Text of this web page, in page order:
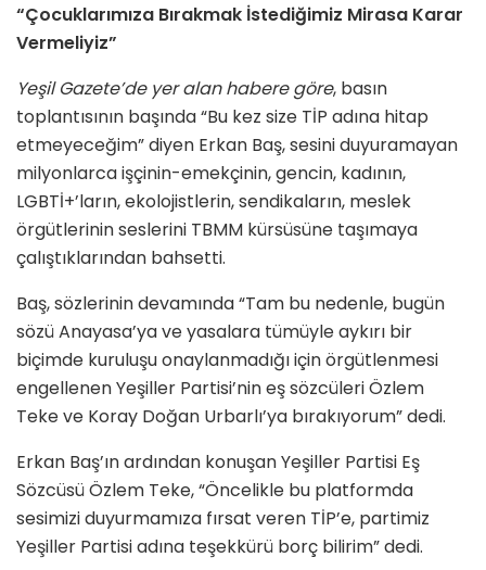
“Çocuklarımıza Bırakmak İstediğimiz Mirasa Karar
Vermeliyiz”
Yeşil Gazete’de yer alan habere göre, basın
toplantısının başında “Bu kez size TİP adına hitap
etmeyeceğim” diyen Erkan Baş, sesini duyuramayan
milyonlarca işçinin-emekçinin, gencin, kadının,
LGBTİ+’ların, ekolojistlerin, sendikaların, meslek
örgütlerinin seslerini TBMM kürsüsüne taşımaya
çalıştıklarından bahsetti.
Baş, sözlerinin devamında “Tam bu nedenle, bugün
sözü Anayasa’ya ve yasalara tümüyle aykırı bir
biçimde kuruluşu onaylanmadığı için örgütlenmesi
engellenen Yeşiller Partisi’nin eş sözcüleri Özlem
Teke ve Koray Doğan Urbarlı’ya bırakıyorum” dedi.
Erkan Baş’ın ardından konuşan Yeşiller Partisi Eş
Sözcüsü Özlem Teke, “Öncelikle bu platformda
sesimizi duyurmamıza fırsat veren TİP’e, partimiz
Yeşiller Partisi adına teşekkürü borç bilirim” dedi.